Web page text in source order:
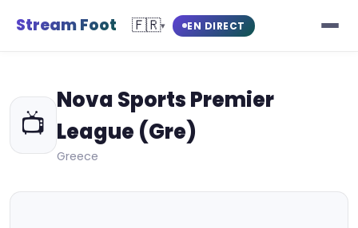
Stream Foot 🇫🇷▾ EN DIRECT
📺
Nova Sports Premier
League (Gre)
Greece